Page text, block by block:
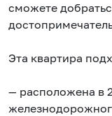
сможете
Эта квартира
— расположена в